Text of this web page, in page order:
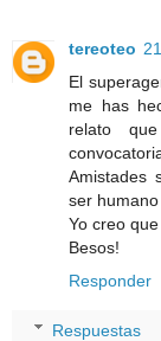
tereoteo
El
me has
relato
Amistades
ser
Yo creo
Besos!
Responder
Respuestas